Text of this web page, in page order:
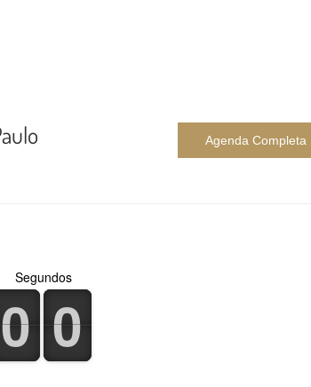
Agenda Completa
0
0
1
1 0
0
1
1
Segundos